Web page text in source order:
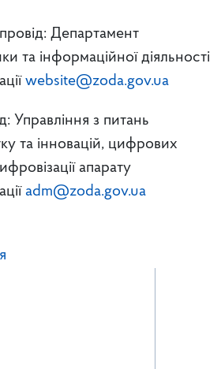
Департамент
та інформаційної діяльності
website@zoda.gov.ua
Управління з питань
та інновацій, цифрових
апарату
adm@zoda.gov.ua